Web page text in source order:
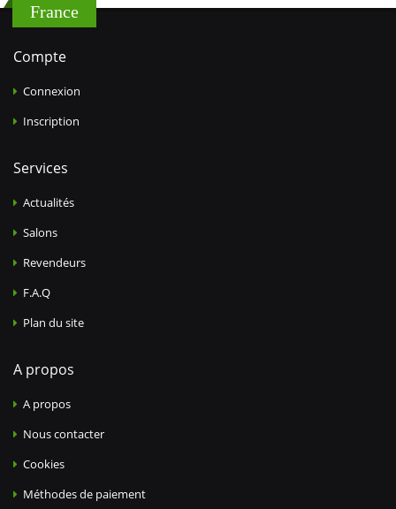
France
Compte
Connexion
Inscription
Services
Actualités
Salons
Revendeurs
F.A.Q
Plan du site
A propos
A propos
Nous contacter
Cookies
Méthodes de paiement